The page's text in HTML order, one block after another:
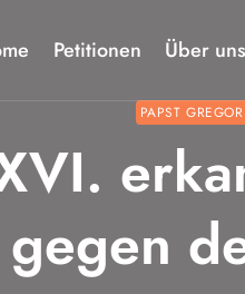
Petitionen Über uns
PAPST
gegen